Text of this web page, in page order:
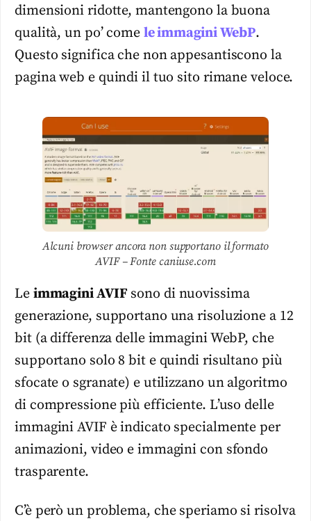
dimensioni ridotte, mantengono la buona
qualità, un po’ come le immagini WebP.
Questo significa che non appesantiscono la
pagina web e quindi il tuo sito rimane veloce.
Alcuni browser ancora non supportano il formato
AVIF – Fonte caniuse.com
Le immagini AVIFsono di nuovissima
generazione, supportano una risoluzione a 12
bit (a differenza delle immagini WebP, che
supportano solo 8 bit e quindi risultano più
sfocate o sgranate) e utilizzano un algoritmo
di compressione più efficiente. L’uso delle
immagini AVIF è indicato specialmente per
animazioni, video e immagini con sfondo
trasparente.
C’è però un problema, che speriamo si risolva